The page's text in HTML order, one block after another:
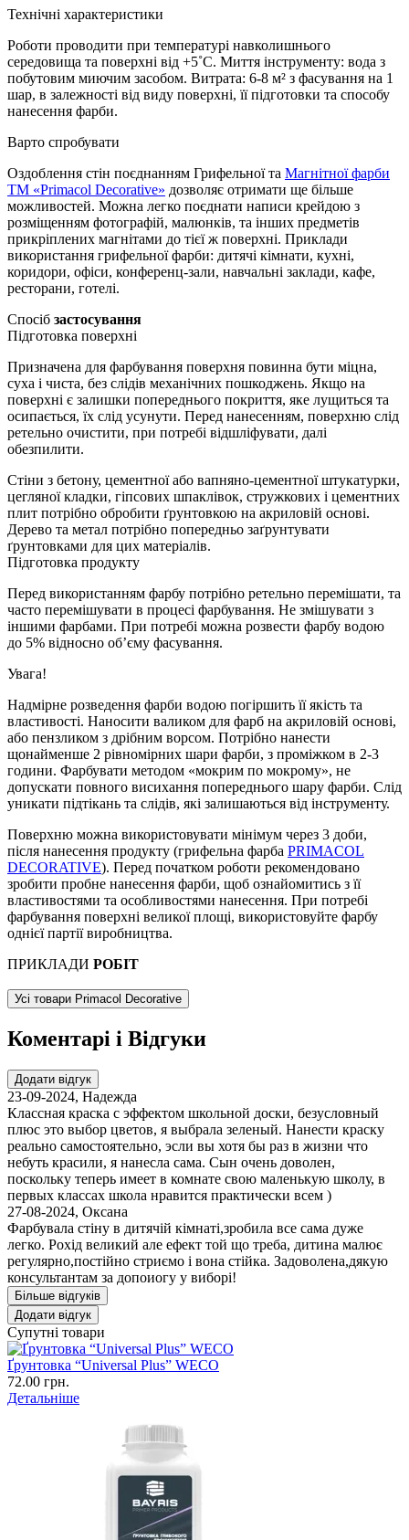
Технічні характеристики
Роботи проводити при температурі навколишнього
середовища та поверхні від +5˚С. Миття інструменту: вода з
побутовим миючим засобом. Витрата: 6-8 м² з фасування на 1
шар, в залежності від виду поверхні, її підготовки та способу
нанесення фарби.
Варто спробувати
Оздоблення стін поєднанням Грифельної та Магнітної фарби
ТМ «Primacol Decorative» дозволяє отримати ще більше
можливостей. Можна легко поєднати написи крейдою з
розміщенням фотографій, малюнків, та інших предметів
прикріплених магнітами до тієї ж поверхні. Приклади
використання грифельної фарби: дитячі кімнати, кухні,
коридори, офіси, конференц-зали, навчальні заклади, кафе,
ресторани, готелі.
Спосіб застосування
Підготовка поверхні
Призначена для фарбування поверхня повинна бути міцна,
суха і чиста, без слідів механічних пошкоджень. Якщо на
поверхні є залишки попереднього покриття, яке лущиться та
осипається, їх слід усунути. Перед нанесенням, поверхню слід
ретельно очистити, при потребі відшліфувати, далі
обезпилити.
Стіни з бетону, цементної або вапняно-цементної штукатурки,
цегляної кладки, гіпсових шпаклівок, стружкових і цементних
плит потрібно обробити ґрунтовкою на акриловій основі.
Дерево та метал потрібно попередньо заґрунтувати
ґрунтовками для цих матеріалів.
Підготовка продукту
Перед використанням фарбу потрібно ретельно перемішати, та
часто перемішувати в процесі фарбування. Не змішувати з
іншими фарбами. При потребі можна розвести фарбу водою
до 5% відносно об’єму фасування.
Увага!
Надмірне розведення фарби водою погіршить її якість та
властивості. Наносити валиком для фарб на акриловій основі,
або пензликом з дрібним ворсом. Потрібно нанести
щонайменше 2 рівномірних шари фарби, з проміжком в 2-3
години. Фарбувати методом «мокрим по мокрому», не
допускати повного висихання попереднього шару фарби. Слід
уникати підтікань та слідів, які залишаються від інструменту.
Поверхню можна використовувати мінімум через 3 доби,
після нанесення продукту (грифельна фарба PRIMACOL
DECORATIVE). Перед початком роботи рекомендовано
зробити пробне нанесення фарби, щоб ознайомитись з її
властивостями та особливостями нанесення. При потребі
фарбування поверхні великої площі, використовуйте фарбу
однієї партії виробництва.
ПРИКЛАДИ РОБІТ
Усі товари Primacol Decorative
Коментарі і Відгуки
Додати відгук
23-09-2024, Надежда
Классная краска с эффектом школьной доски, безусловный
плюс это выбор цветов, я выбрала зеленый. Нанести краску
реально самостоятельно, эсли вы хотя бы раз в жизни что
небуть красили, я нанесла сама. Сын очень доволен,
поскольку теперь имеет в комнате свою маленькую школу, в
первых классах школа нравится практически всем )
27-08-2024, Оксана
Фарбувала стіну в дитячій кімнаті,зробила все сама дуже
легко. Рохід великий але ефект той що треба, дитина малює
регулярно,постійно стриємо і вона стійка. Задоволена,дякую
консультантам за допоиогу у виборі!
Більше відгуків
Додати відгук
Супутні товари
Ґрунтовка “Universal Plus” WECO
72.00 грн.
Детальніше